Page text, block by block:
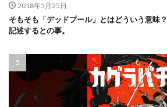
2018年5月25日
そもそも「デッドプール」とはどういう意味
記述するとの事。